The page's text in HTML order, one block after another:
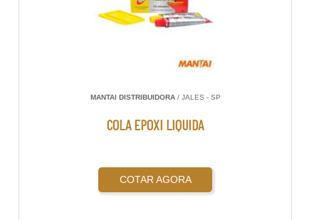
MANTAI DISTRIBUIDORA/ JALES - SP
COLA EPOXI LIQUIDA
COTAR AGORA